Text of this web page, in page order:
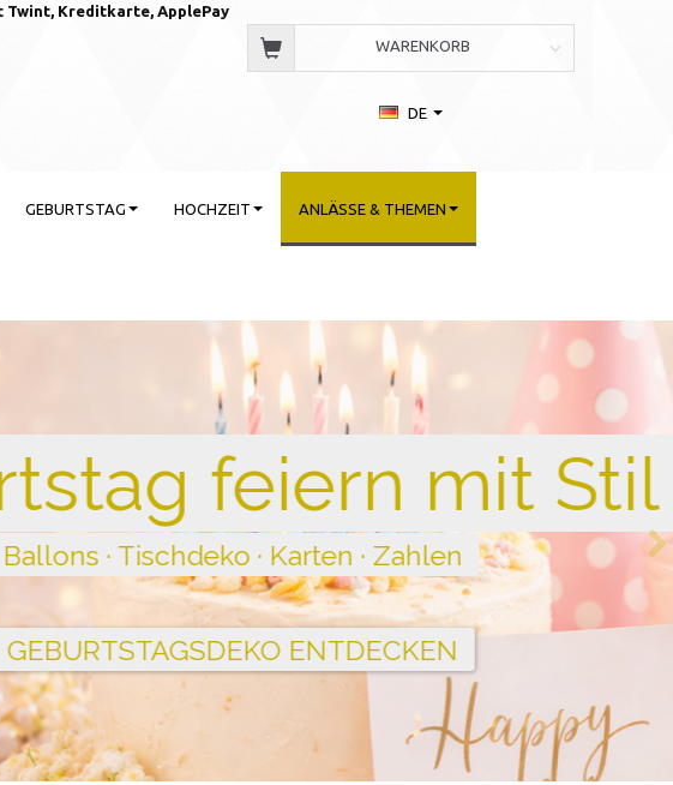
Twint, Kreditkarte, ApplePay
WARENKORB
DE
GEBURTSTAG HOCHZEIT ANLÄSSE & THEMEN
mit Stil
Zahlen